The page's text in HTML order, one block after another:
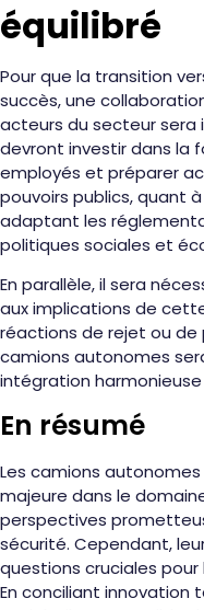
équilibré
Pour que la transition
succès, une
acteurs du secteur sera
devront investir dans la
employés et préparer
pouvoirs publics, quant
adaptant les
politiques sociales et
En parallèle, il sera
aux implications de
réactions de rejet ou de
camions autonomes
intégration
En résumé
Les camions
majeure dans le
perspectives
sécurité. Cependant,
questions cruciales pour
En conciliant innovation